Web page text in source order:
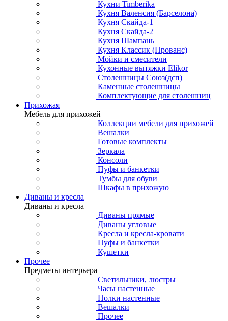
Кухни Timberika
Кухня Валенсия (Барселона)
Кухня Скайда-1
Кухня Скайда-2
Кухня Шампань
Кухня Классик (Прованс)
Мойки и смесители
Кухонные вытяжки Elikor
Столешницы Союз(дсп)
Каменные столешницы
Комплектующие для столешниц
Прихожая
Мебель для прихожей
Коллекции мебели для прихожей
Вешалки
Готовые комплекты
Зеркала
Консоли
Пуфы и банкетки
Тумбы для обуви
Шкафы в прихожую
Диваны и кресла
Диваны и кресла
Диваны прямые
Диваны угловые
Кресла и кресла-кровати
Пуфы и банкетки
Кушетки
Прочее
Предметы интерьера
Светильники, люстры
Часы настенные
Полки настенные
Вешалки
Прочее